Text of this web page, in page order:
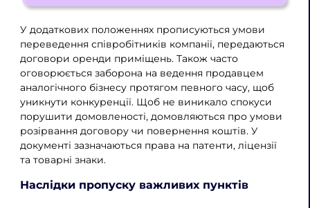
У додаткових положеннях прописуються умови
переведення співробітників компанії, передаються
договори оренди приміщень. Також часто
оговорюється заборона на ведення продавцем
аналогічного бізнесу протягом певного часу, щоб
уникнути конкуренції. Щоб не виникало спокуси
порушити домовленості, домовляються про умови
розірвання договору чи повернення коштів. У
документі зазначаються права на патенти, ліцензії
та товарні знаки.
Наслідки пропуску важливих пунктів